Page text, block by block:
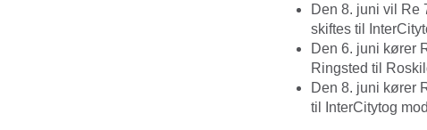
Den 8. juni vil Re
skiftes til
Den 6. juni kører
Ringsted til
Den 8. juni kører
til InterCitytog